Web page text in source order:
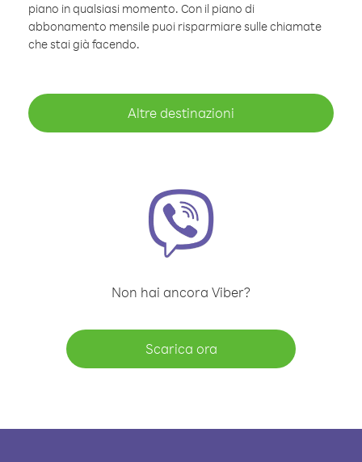
piano in qualsiasi momento. Con il piano di
abbonamento mensile puoi risparmiare sulle chiamate
che stai già facendo.
Altre destinazioni
Non hai ancora Viber?
Scarica ora